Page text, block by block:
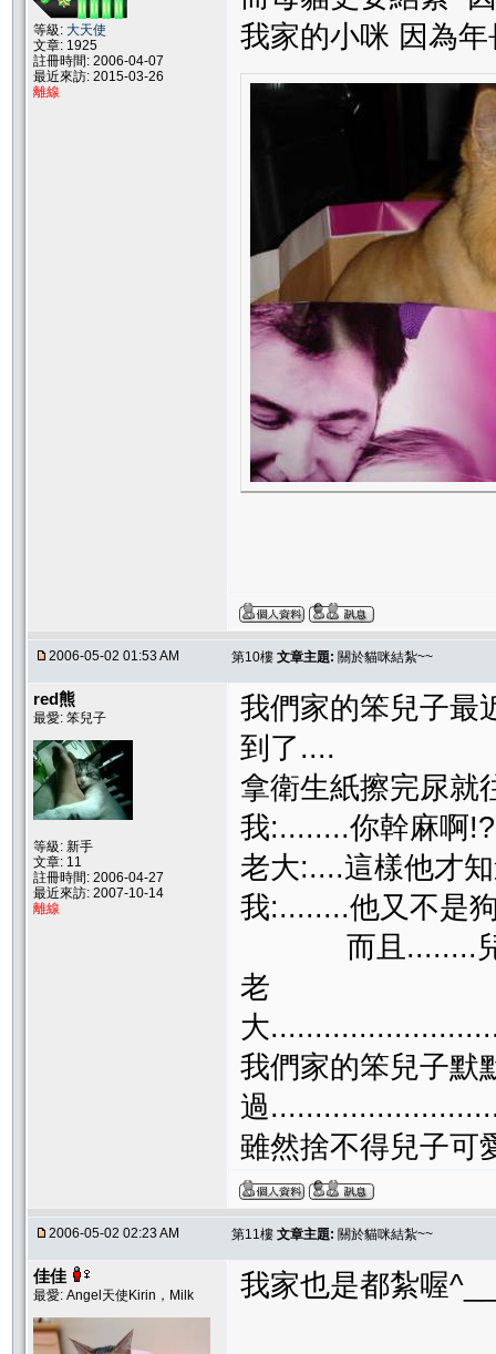
等級: 大天使
文章: 1925
註冊時間: 2006-04-07
最近來訪: 2015-03-26
離線
我家的小咪 因為
2006-05-02 01:53 AM 第10樓 文章主題: 關於貓咪結紮~~
red熊
最愛: 笨兒子
等級: 新手
文章: 11
註冊時間: 2006-04-27
最近來訪: 2007-10-14
離線
我們家的笨兒子最
到了....
拿衛生紙擦完尿就
我:........你幹麻啊!?
老大:....這樣他才
我:........他又不是
而且........兒子
老
大
我們家的笨兒子默
過
雖然捨不得兒子
2006-05-02 02:23 AM 第11樓 文章主題: 關於貓咪結紮~~
佳佳
最愛: Angel天使Kirin，Milk 我家也是都紮喔